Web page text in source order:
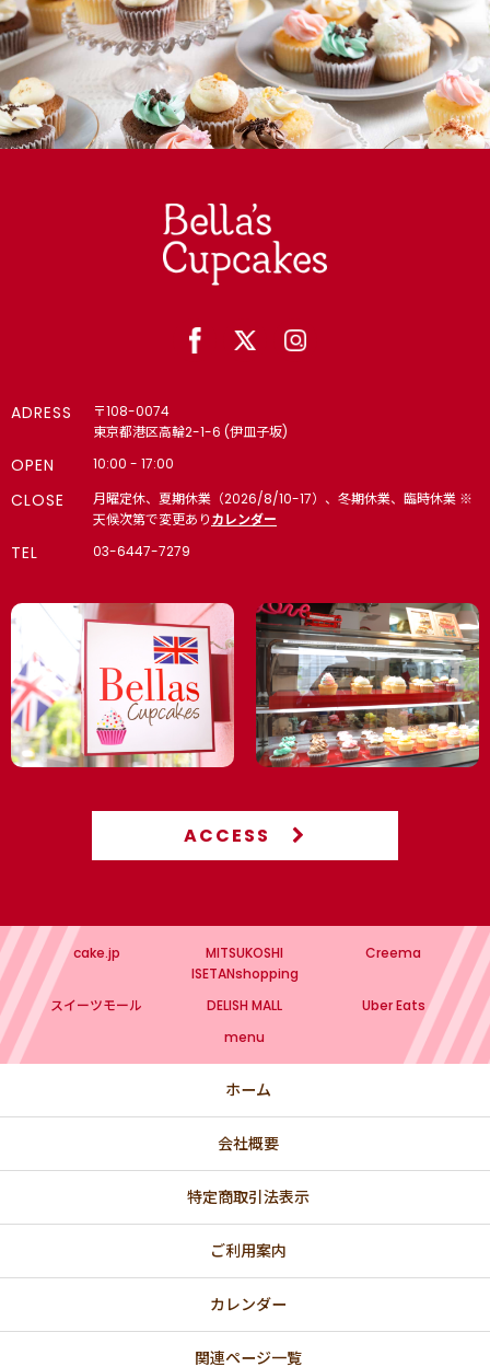
ADRESS
〒108-0074
東京都港区高輪2-1-6 (伊皿子坂)
OPEN 10:00 - 17:00
CLOSE
月曜定休、夏期休業（2026/8/10-17）、冬期休業、臨時休業 ※
天候次第で変更ありカレンダー
TEL 03-6447-7279
ACCESS
cake.jp
MITSUKOSHI
ISETANshopping
Creema
スイーツモール DELISH MALL
Uber Eats
menu
ホーム
会社概要
特定商取引法表示
ご利用案内
カレンダー
関連ページ一覧